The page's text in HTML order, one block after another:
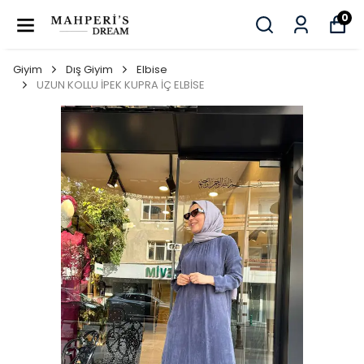
0
Giyim Dış Giyim
Elbise
UZUN KOLLU İPEK KUPRA İÇ ELBİSE